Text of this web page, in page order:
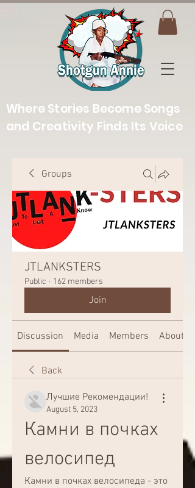
Where Stories Become Songs
and Creativity Finds Its Voice
Groups
JTLANKSTERS
Public · 162 members
Join
Discussion Media Members About
Back
Лучшие Рекомендации!
August 5, 2023
Камни в почках
велосипед
Камни в почках велосипеда - это